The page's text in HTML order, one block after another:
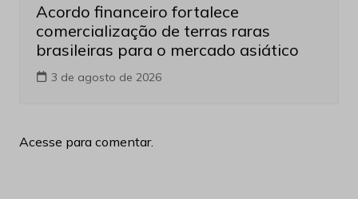
Acordo financeiro fortalece
comercialização de terras raras
brasileiras para o mercado asiático
3 de agosto de 2026
Acesse para comentar.